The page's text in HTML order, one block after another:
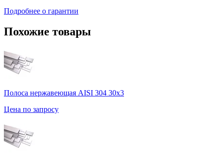
Подробнее о гарантии
Похожие товары
Полоса нержавеющая AISI 304 30х3
Цена по запросу